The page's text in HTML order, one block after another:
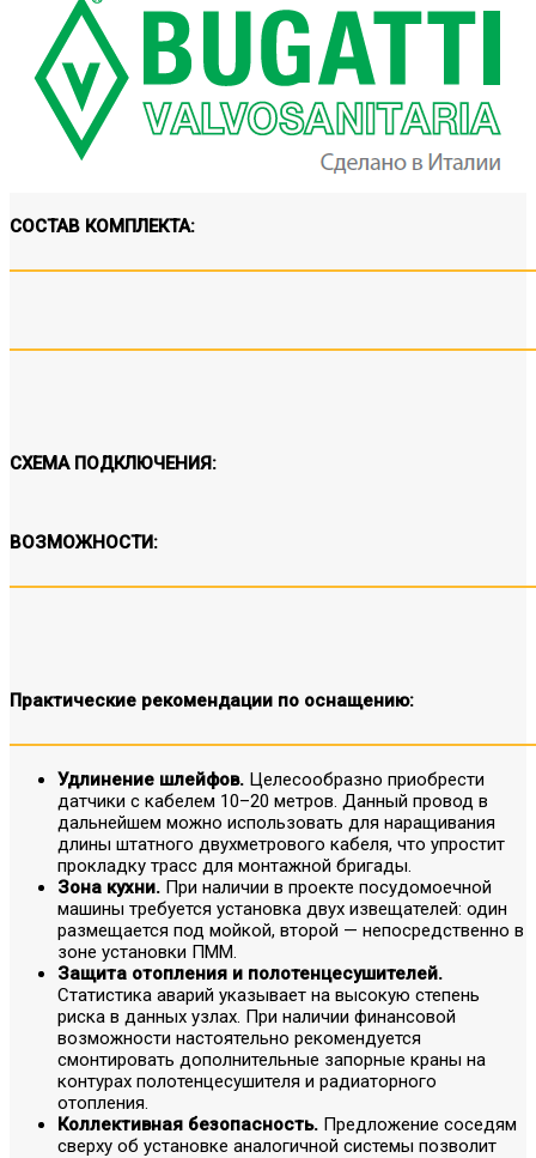
СОСТАВ КОМПЛЕКТА:
СХЕМА ПОДКЛЮЧЕНИЯ:
ВОЗМОЖНОСТИ:
Практические рекомендации по оснащению:
Удлинение шлейфов. Целесообразно приобрести
датчики с кабелем 10–20 метров. Данный провод в
дальнейшем можно использовать для наращивания
длины штатного двухметрового кабеля, что упростит
прокладку трасс для монтажной бригады.
Зона кухни. При наличии в проекте посудомоечной
машины требуется установка двух извещателей: один
размещается под мойкой, второй — непосредственно в
зоне установки ПММ.
Защита отопления и полотенцесушителей.
Статистика аварий указывает на высокую степень
риска в данных узлах. При наличии финансовой
возможности настоятельно рекомендуется
смонтировать дополнительные запорные краны на
контурах полотенцесушителя и радиаторного
отопления.
Коллективная безопасность. Предложение соседям
сверху об установке аналогичной системы позволит